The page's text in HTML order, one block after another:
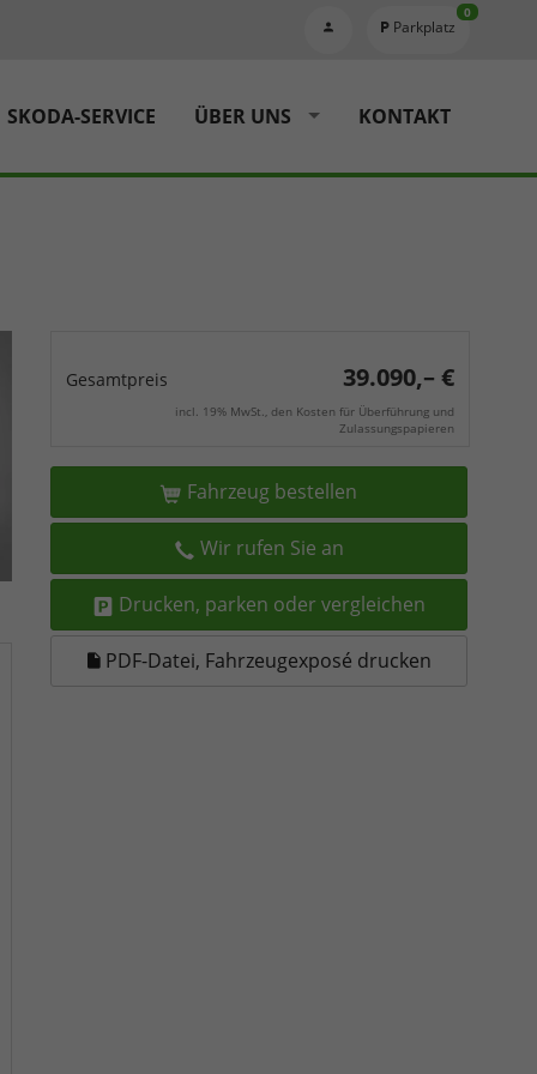
Parkplatz
0
SKODA-SERVICE ÜBER UNS KONTAKT
Gesamtpreis 39.090,– €
incl. 19% MwSt., den Kosten für Überführung und
Zulassungspapieren
Fahrzeug bestellen
Wir rufen Sie an
Drucken, parken oder vergleichen
PDF-Datei, Fahrzeugexposé drucken